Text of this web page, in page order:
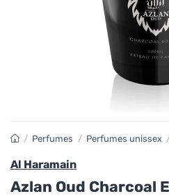
/ Perfumes / Perfumes unissex
Al Haramain
Azlan Oud Charcoal